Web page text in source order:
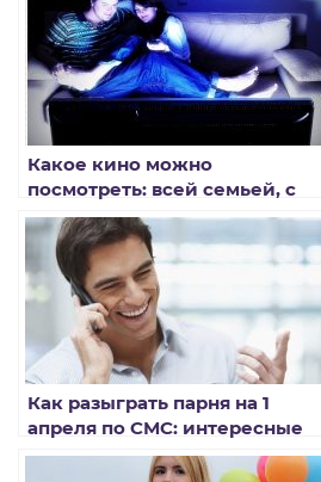
Какое кино можно
посмотреть: всей семьей, с
девушкой, когда скучно
Как разыграть парня на 1
апреля по СМС: интересные
идеи